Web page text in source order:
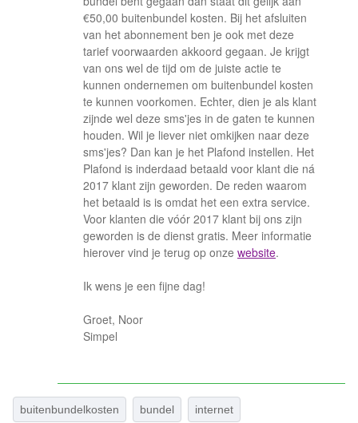
€50,00 buitenbundel kosten. Bij het afsluiten
van het abonnement ben je ook met deze
tarief voorwaarden akkoord gegaan. Je krijgt
van ons wel de tijd om de juiste actie te
kunnen ondernemen om buitenbundel kosten
te kunnen voorkomen. Echter, dien je als klant
zijnde wel deze sms'jes in de gaten te kunnen
houden. Wil je liever niet omkijken naar deze
sms'jes? Dan kan je het Plafond instellen. Het
Plafond is inderdaad betaald voor klant die ná
2017 klant zijn geworden. De reden waarom
het betaald is is omdat het een extra service.
Voor klanten die vóór 2017 klant bij ons zijn
geworden is de dienst gratis. Meer informatie
hierover vind je terug op onze website.
Ik wens je een fijne dag!
Groet, Noor
Simpel
buitenbundelkosten bundel internet